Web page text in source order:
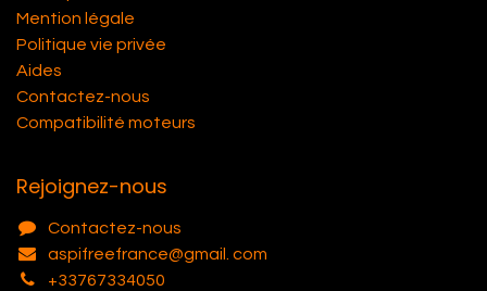
Mention légale
Politique vie privée
Aides
Contactez-nous
Compatibilité moteurs
Rejoignez-nous
Contactez-nous
aspifreefrance@gmail. com
+33767334050